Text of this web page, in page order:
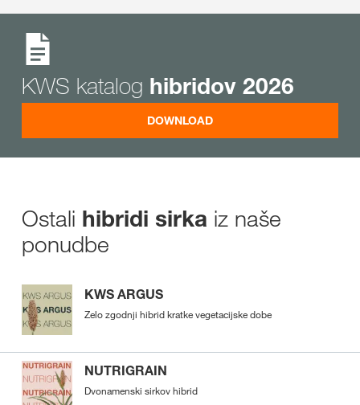
KWS katalog hibridov 2026
DOWNLOAD
Ostali hibridi sirka iz naše
ponudbe
KWS ARGUS
Zelo zgodnji hibrid kratke vegetacijske dobe
NUTRIGRAIN
Dvonamenski sirkov hibrid